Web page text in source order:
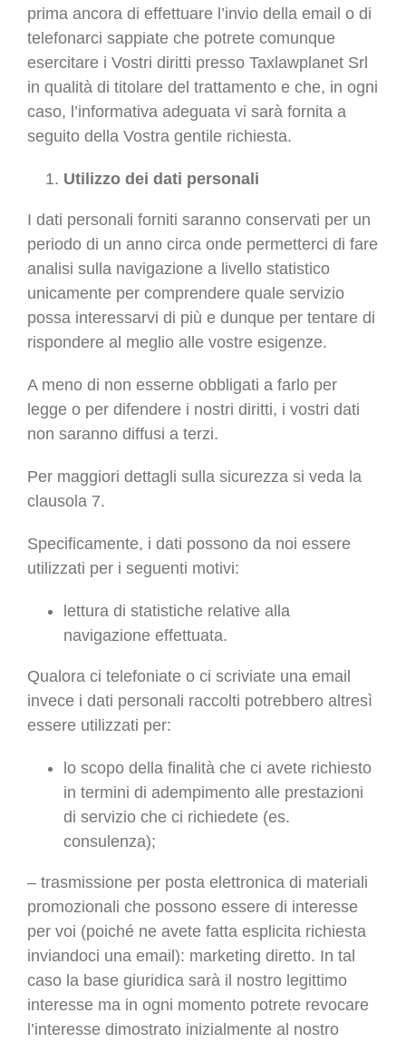
prima ancora di effettuare l’invio della email o di
telefonarci sappiate che potrete comunque
esercitare i Vostri diritti presso Taxlawplanet Srl
in qualità di titolare del trattamento e che, in ogni
caso, l’informativa adeguata vi sarà fornita a
seguito della Vostra gentile richiesta.
Utilizzo dei dati personali
I dati personali forniti saranno conservati per un
periodo di un anno circa onde permetterci di fare
analisi sulla navigazione a livello statistico
unicamente per comprendere quale servizio
possa interessarvi di più e dunque per tentare di
rispondere al meglio alle vostre esigenze.
A meno di non esserne obbligati a farlo per
legge o per difendere i nostri diritti, i vostri dati
non saranno diffusi a terzi.
Per maggiori dettagli sulla sicurezza si veda la
clausola 7.
Specificamente, i dati possono da noi essere
utilizzati per i seguenti motivi:
lettura di statistiche relative alla
navigazione effettuata.
Qualora ci telefoniate o ci scriviate una email
invece i dati personali raccolti potrebbero altresì
essere utilizzati per:
lo scopo della finalità che ci avete richiesto
in termini di adempimento alle prestazioni
di servizio che ci richiedete (es.
consulenza);
– trasmissione per posta elettronica di materiali
promozionali che possono essere di interesse
per voi (poiché ne avete fatta esplicita richiesta
inviandoci una email): marketing diretto. In tal
caso la base giuridica sarà il nostro legittimo
interesse ma in ogni momento potrete revocare
l’interesse dimostrato inizialmente al nostro